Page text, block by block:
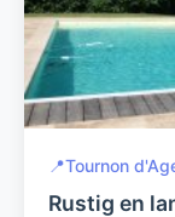
📍Tournon
Rustig en